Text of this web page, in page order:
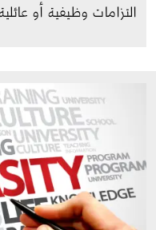
التزامات وظيفية أو